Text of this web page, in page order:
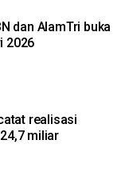
dan AlamTri buka
2026
realisasi
miliar